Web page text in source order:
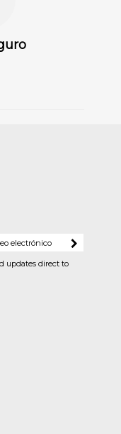
updates direct to